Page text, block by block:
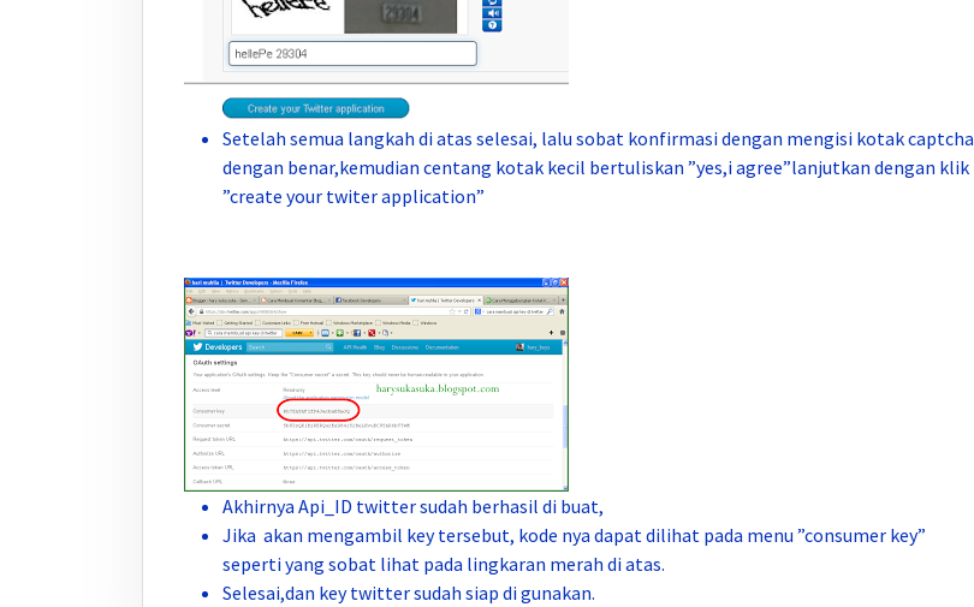
Setelah semua langkah di atas selesai, lalu sobat konfirmasi dengan mengisi kotak captcha
dengan benar,kemudian centang kotak kecil bertuliskan ”yes,i agree”lanjutkan dengan klik
”create your twiter application”
Akhirnya Api_ID twitter sudah berhasil di buat,
Jika akan mengambil key tersebut, kode nya dapat dilihat pada menu ”consumer key”
seperti yang sobat lihat pada lingkaran merah di atas.
Selesai,dan key twitter sudah siap di gunakan.